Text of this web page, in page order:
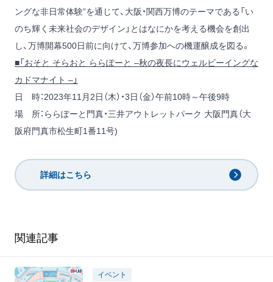
ングな非日常体験”を通じて、大阪・関西万博のテーマである「い
のち輝く未来社会のデザイン」とはなにかを考える機会を創出
し、万博開幕500日前に向けて、万博参加への機運醸成を図る。
■「おそと そらおと ららぽーと –秋の夜長にウェルビーイングな
カドマナイト –」
日 時：2023年11月2日（木）・3日（金）午前10時～午後9時
場 所：ららぽーと門真・三井アウトレットパーク 大阪門真（大
阪府門真市松生町1番11号)
詳細はこちら
関連記事
イベント